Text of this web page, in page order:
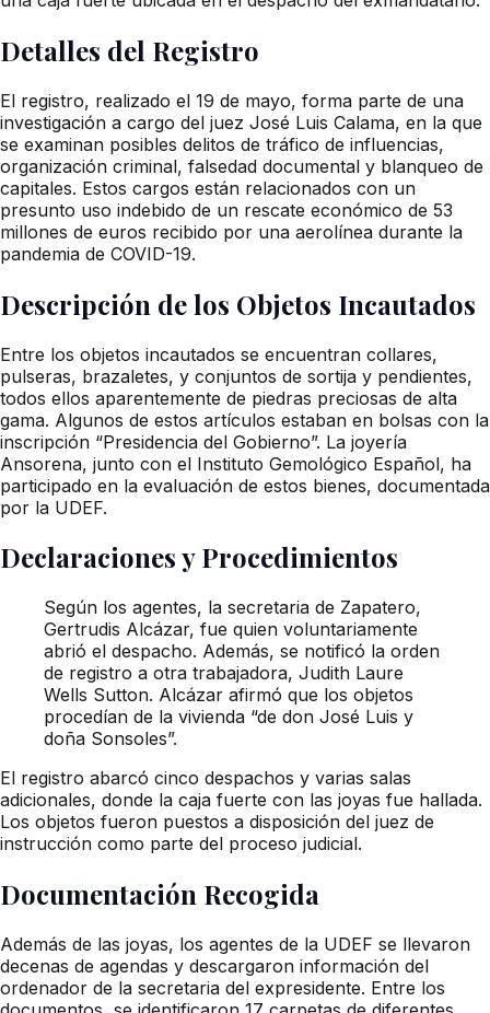
Detalles del Registro
El registro, realizado el 19 de mayo, forma parte de una
investigación a cargo del juez José Luis Calama, en la que
se examinan posibles delitos de tráfico de influencias,
organización criminal, falsedad documental y blanqueo de
capitales. Estos cargos están relacionados con un
presunto uso indebido de un rescate económico de 53
millones de euros recibido por una aerolínea durante la
pandemia de COVID-19.
Descripción de los Objetos Incautados
Entre los objetos incautados se encuentran collares,
pulseras, brazaletes, y conjuntos de sortija y pendientes,
todos ellos aparentemente de piedras preciosas de alta
gama. Algunos de estos artículos estaban en bolsas con la
inscripción “Presidencia del Gobierno”. La joyería
Ansorena, junto con el Instituto Gemológico Español, ha
participado en la evaluación de estos bienes, documentada
por la UDEF.
Declaraciones y Procedimientos
Según los agentes, la secretaria de Zapatero,
Gertrudis Alcázar, fue quien voluntariamente
abrió el despacho. Además, se notificó la orden
de registro a otra trabajadora, Judith Laure
Wells Sutton. Alcázar afirmó que los objetos
procedían de la vivienda “de don José Luis y
doña Sonsoles”.
El registro abarcó cinco despachos y varias salas
adicionales, donde la caja fuerte con las joyas fue hallada.
Los objetos fueron puestos a disposición del juez de
instrucción como parte del proceso judicial.
Documentación Recogida
Además de las joyas, los agentes de la UDEF se llevaron
decenas de agendas y descargaron información del
ordenador de la secretaria del expresidente. Entre los